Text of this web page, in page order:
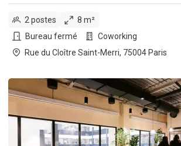
2 postes
8 m²
Bureau fermé
Coworking
Rue du Cloître Saint-Merri, 75004 Paris